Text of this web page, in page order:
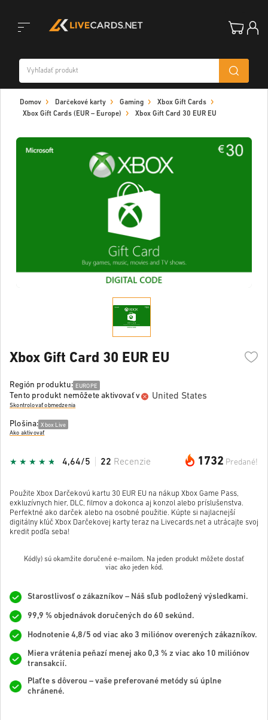
navigation
Domov Darčekové karty Gaming
Xbox Gift Cards
Xbox Gift Cards (EUR – Europe)
Xbox Gift Card 30 EUR EU
Xbox Gift Card 30 EUR EU
Región produktu: EUROPE
Tento produkt nemôžete aktivovať v United States
Skontrolovať obmedzenia
Plošina: Xbox Live
Ako aktivovať
1732 Predané!
4,64/5 22 Recenzie
Použite Xbox Darčekovú kartu 30 EUR EU na nákup Xbox Game Pass,
exkluzívnych hier, DLC, filmov a dokonca aj konzol alebo príslušenstva.
Perfektné ako darček alebo na osobné použitie. Kúpte si najlacnejší
digitálny kľúč Xbox Darčekovej karty teraz na Livecards.net a utrácajte svoj
kredit podľa seba!
Kód(y) sú okamžite doručené e-mailom. Na jeden produkt môžete dostať
viac ako jeden kód.
Starostlivosť o zákazníkov – Náš sľub podložený výsledkami.
99,9 % objednávok doručených do 60 sekúnd.
Hodnotenie 4,8/5 od viac ako 3 miliónov overených zákazníkov.
Miera vrátenia peňazí menej ako 0,3 % z viac ako 10 miliónov
transakcií.
Plaťte s dôverou – vaše preferované metódy sú úplne
chránené.